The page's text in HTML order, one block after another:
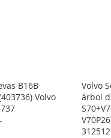
B16B
Volvo
Volvo
árbol